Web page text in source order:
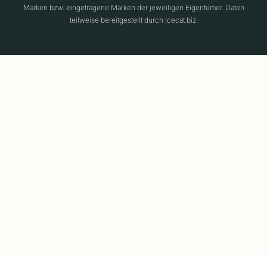
Marken bzw. eingetragene Marken der jeweiligen Eigentümer. Daten
teilweise bereitgestellt durch Icecat.biz.